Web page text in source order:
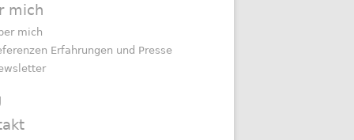
mich
mich
Erfahrungen und Presse